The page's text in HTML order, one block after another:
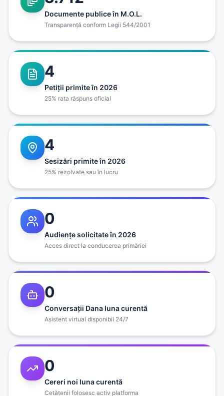
Documente publice în M.O.L.
Transparenţă conform Legii 544/2001
4
Petiţii primite în 2026
25% rata răspuns oficial
4
Sesizări primite în 2026
25% rezolvate sau în lucru
0
Audienţe solicitate în 2026
Acces direct la conducerea primăriei
0
Conversaţii Dana luna curentă
Asistent virtual disponibil 24/7
0
Cereri noi luna curentă
Cetăţenii folosesc activ platforma